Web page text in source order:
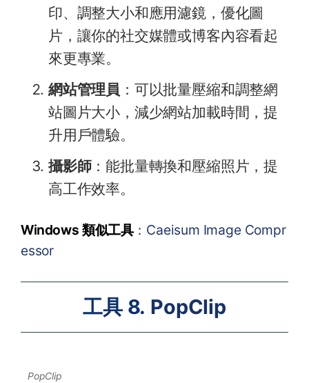
印、調整大小和應用濾鏡，優化圖
片，讓你的社交媒體或博客內容看起
來更專業。
網站管理員 ：可以批量壓縮和調整網
站圖片大小，減少網站加載時間，提
升用戶體驗。
攝影師：能批量轉換和壓縮照片，提
高工作效率。
Windows 類似工具： Caeisum Image Compr
essor
工具 8. PopClip
PopClip